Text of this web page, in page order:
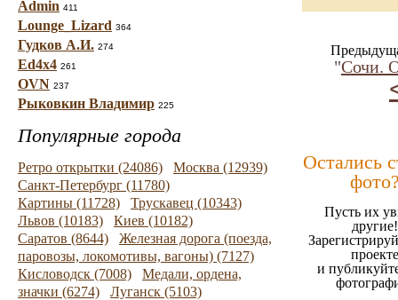
Admin 411
Lounge_Lizard 364
Гудков А.И. 274
Ed4x4 261
OVN 237
Рыковкин Владимир 225
Популярные города
Ретро открытки (24086)
Москва (12939)
Санкт-Петербург (11780)
Картины (11728)
Трускавец (10343)
Львов (10183)
Киев (10182)
Саратов (8644)
Железная дорога (поезда,
паровозы, локомотивы, вагоны) (7127)
Кисловодск (7008)
Медали, ордена,
значки (6274)
Луганск (5103)
"Сочи.
Остались
Пусть их
другие!
проекте
и